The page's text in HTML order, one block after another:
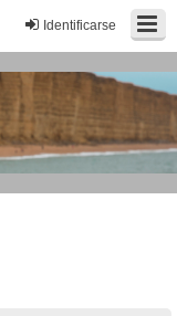
Identificarse